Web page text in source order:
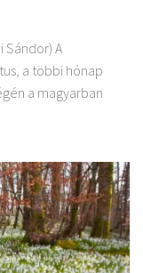
Sándor) A
a többi hónap
a magyarban